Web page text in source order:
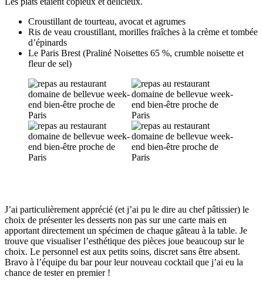
Croustillant de tourteau, avocat et agrumes
Ris de veau croustillant, morilles fraîches à la crème et tombée
d’épinards
Le Paris Brest (Praliné Noisettes 65 %, crumble noisette et
fleur de sel)
J’ai particulièrement apprécié (et j’ai pu le dire au chef pâtissier) le
choix de présenter les desserts non pas sur une carte mais en
apportant directement un spécimen de chaque gâteau à la table. Je
trouve que visualiser l’esthétique des pièces joue beaucoup sur le
choix. Le personnel est aux petits soins, discret sans être absent.
Bravo à l’équipe du bar pour leur nouveau cocktail que j’ai eu la
chance de tester en premier !